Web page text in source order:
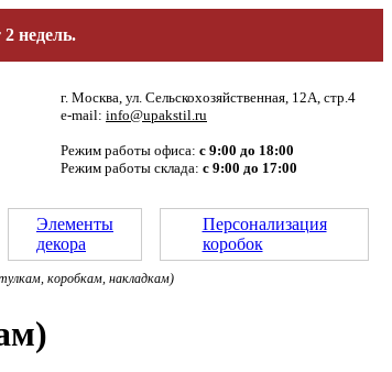
недель.
г. Москва, ул. Сельскохозяйственная, 12А, стр.4
e-mail: info@upakstil.ru
Режим работы офиса: с 9:00 до 18:00
Режим работы склада: с 9:00 до 17:00
Элементы
декора
Персонализация
коробок
коробкам, накладкам)